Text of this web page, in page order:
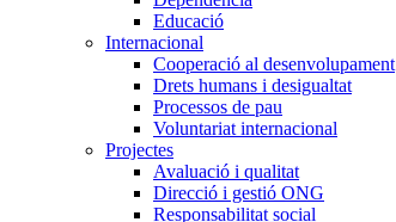
Educació
Internacional
Cooperació al desenvolupament
Drets humans i desigualtat
Processos de pau
Voluntariat internacional
Projectes
Avaluació i qualitat
Direcció i gestió ONG
Responsabilitat social